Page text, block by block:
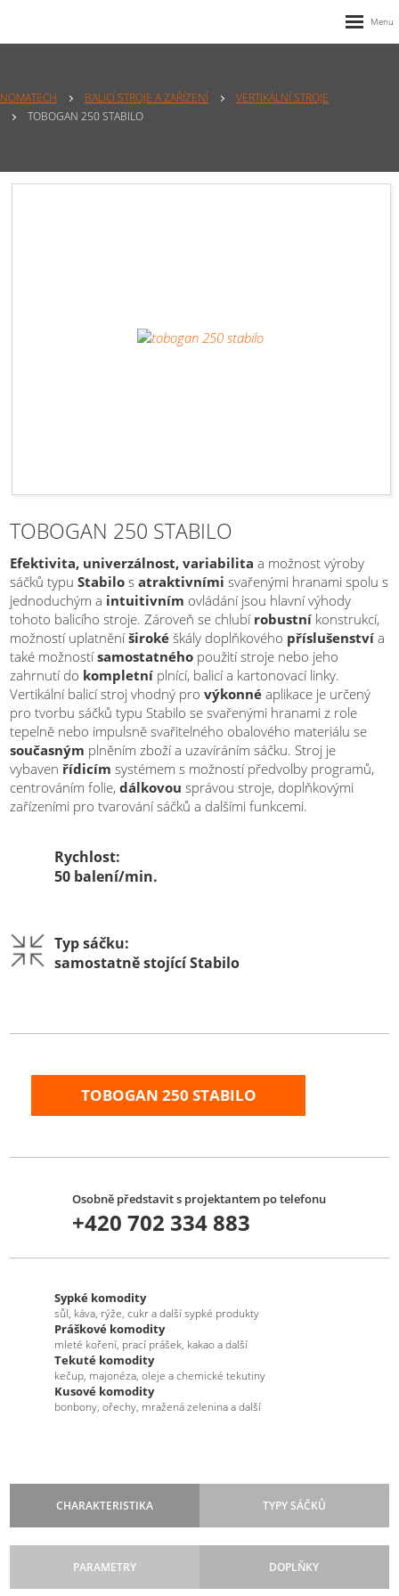
NOMATECH BALICÍ STROJE A ZAŘÍZENÍ
VERTIKÁLNÍ STROJE
TOBOGAN 250 STABILO
TOBOGAN 250 STABILO
Efektivita, univerzálnost, variabilita a možnost výroby
sáčků typuStabilo satraktivními svařenými hranami spolu s
jednoduchým a intuitivním ovládání jsou hlavní výhody
tohoto balicího stroje. Zároveň se chlubí robustní konstrukcí,
možností uplatněníširoké škály doplňkového příslušenstvía
také možnostísamostatného použití stroje nebo jeho
zahrnutí do kompletní plnící, balicí a kartonovací linky.
Vertikální balicí stroj vhodný provýkonnéaplikace je určený
pro tvorbu sáčků typu Stabilo se svařenými hranami z role
tepelně nebo impulsně svařitelného obalového materiálu se
současným plněním zboží a uzavíráním sáčku. Stroj je
vybavenřídicím systémem s možností předvolby programů,
centrováním folie,dálkovou správou stroje, doplňkovými
zařízeními pro tvarování sáčků a dalšími funkcemi.
Rychlost:
50 balení/min.
Typ sáčku:
samostatně stojící Stabilo
TOBOGAN 250 STABILO
Osobně představit s projektantem po telefonu
+420 702 334 883
Sypké komodity
sůl, káva, rýže, cukr a další sypké produkty
Práškové komodity
mleté koření, prací prášek, kakao a další
Tekuté komodity
kečup, majonéza, oleje a chemické tekutiny
Kusové komodity
bonbony, ořechy, mražená zelenina a další
CHARAKTERISTIKA TYPY SÁČKŮ
PARAMETRY DOPLŇKY